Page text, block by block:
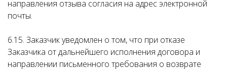
направления отзыва согласия на адрес электронной
почты.
6.15. Заказчик уведомлен о том, что при отказе
Заказчика от дальнейшего исполнения договора и
направлении письменного требования о возврате